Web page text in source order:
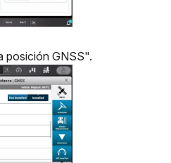
posición GNSS".